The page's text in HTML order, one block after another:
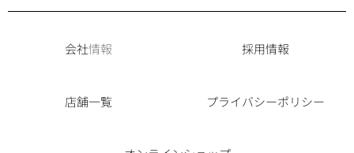
会社情報 採用情報
店舗一覧 プライバシーポリシー